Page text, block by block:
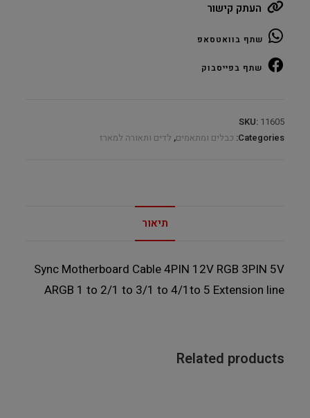
RGB
מחיבור
1
ל3
PIN
quantity
העתק קישור
שתף בוואטסאפ
שתף בפייסבוק
SKU: 11605
Categories: כבלים ומתאמים, לדים ותאורה למארז
תיאור
Sync Motherboard Cable 4PIN 12V RGB 3PIN 5V
ARGB 1 to 2/1 to 3/1 to 4/1to 5 Extension line
Related products